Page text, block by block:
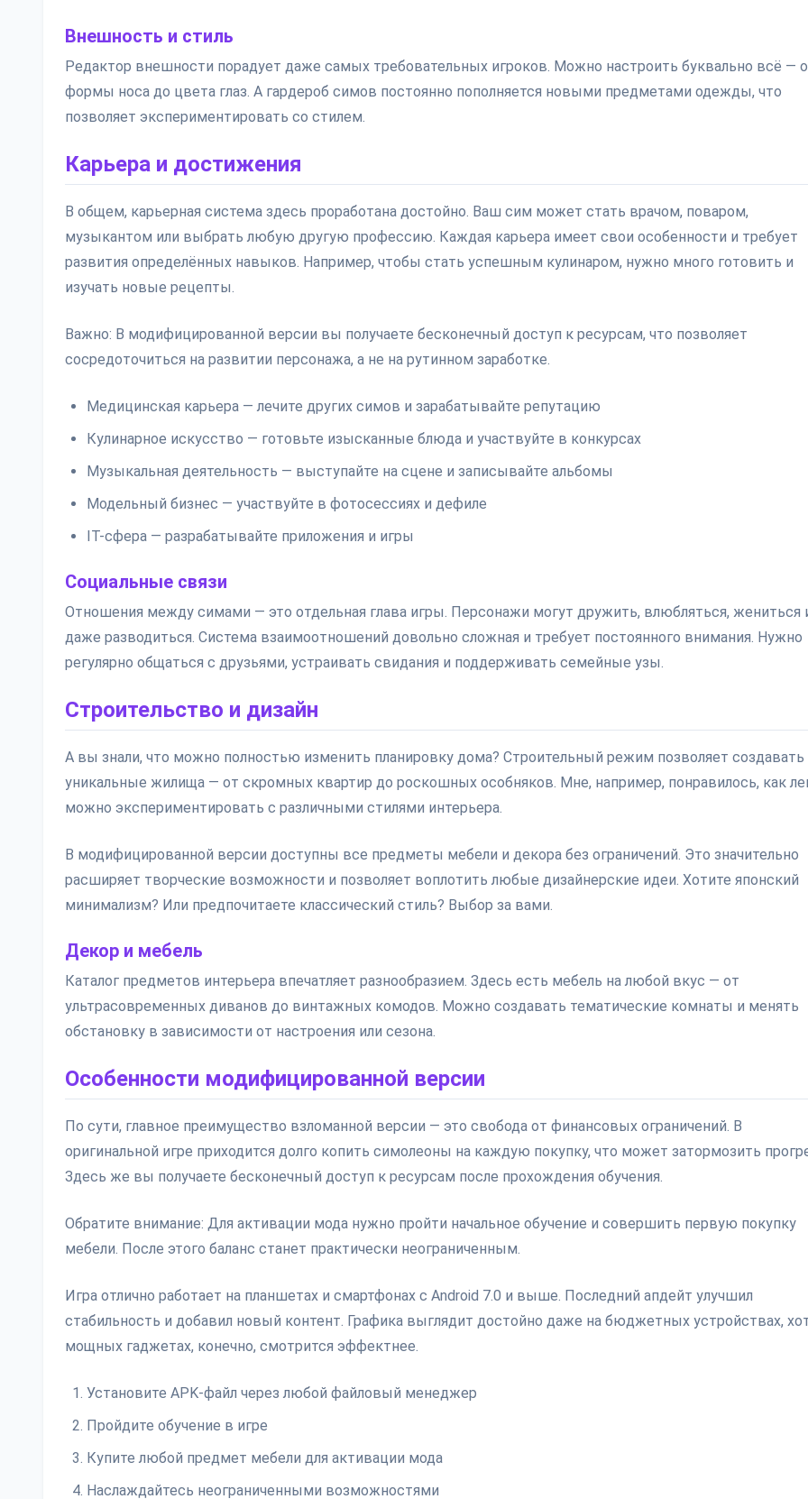
Внешность и стиль
Редактор внешности порадует даже самых требовательных игроков. Можно настроить буквально всё —
формы носа до цвета глаз. А гардероб симов постоянно пополняется новыми предметами одежды, что
позволяет экспериментировать со стилем.
Карьера и достижения
В общем, карьерная система здесь проработана достойно. Ваш сим может стать врачом, поваром,
музыкантом или выбрать любую другую профессию. Каждая карьера имеет свои особенности и требует
развития определённых навыков. Например, чтобы стать успешным кулинаром, нужно много готовить и
изучать новые рецепты.
Важно: В модифицированной версии вы получаете бесконечный доступ к ресурсам, что позволяет
сосредоточиться на развитии персонажа, а не на рутинном заработке.
Медицинская карьера — лечите других симов и зарабатывайте репутацию
Кулинарное искусство — готовьте изысканные блюда и участвуйте в конкурсах
Музыкальная деятельность — выступайте на сцене и записывайте альбомы
Модельный бизнес — участвуйте в фотосессиях и дефиле
IT-сфера — разрабатывайте приложения и игры
Социальные связи
Отношения между симами — это отдельная глава игры. Персонажи могут дружить, влюбляться, жениться
даже разводиться. Система взаимоотношений довольно сложная и требует постоянного внимания. Нужно
регулярно общаться с друзьями, устраивать свидания и поддерживать семейные узы.
Строительство и дизайн
А вы знали, что можно полностью изменить планировку дома? Строительный режим позволяет создавать
уникальные жилища — от скромных квартир до роскошных особняков. Мне, например, понравилось, как
можно экспериментировать с различными стилями интерьера.
В модифицированной версии доступны все предметы мебели и декора без ограничений. Это значительно
расширяет творческие возможности и позволяет воплотить любые дизайнерские идеи. Хотите японский
минимализм? Или предпочитаете классический стиль? Выбор за вами.
Декор и мебель
Каталог предметов интерьера впечатляет разнообразием. Здесь есть мебель на любой вкус — от
ультрасовременных диванов до винтажных комодов. Можно создавать тематические комнаты и менять
обстановку в зависимости от настроения или сезона.
Особенности модифицированной версии
По сути, главное преимущество взломанной версии — это свобода от финансовых ограничений. В
оригинальной игре приходится долго копить симолеоны на каждую покупку, что может затормозить
Здесь же вы получаете бесконечный доступ к ресурсам после прохождения обучения.
Обратите внимание: Для активации мода нужно пройти начальное обучение и совершить первую покупку
мебели. После этого баланс станет практически неограниченным.
Игра отлично работает на планшетах и смартфонах с Android 7.0 и выше. Последний апдейт улучшил
стабильность и добавил новый контент. Графика выглядит достойно даже на бюджетных устройствах,
мощных гаджетах, конечно, смотрится эффектнее.
Установите APK-файл через любой файловый менеджер
Пройдите обучение в игре
Купите любой предмет мебели для активации мода
Наслаждайтесь неограниченными возможностями